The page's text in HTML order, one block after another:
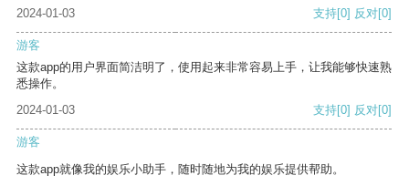
2024-01-03 支持[0] 反对[0]
游客
这款app的用户界面简洁明了，使用起来非常容易上手，让我能够快速熟
悉操作。
2024-01-03
支持[0] 反对[0]
游客
这款app就像我的娱乐小助手，随时随地为我的娱乐提供帮助。